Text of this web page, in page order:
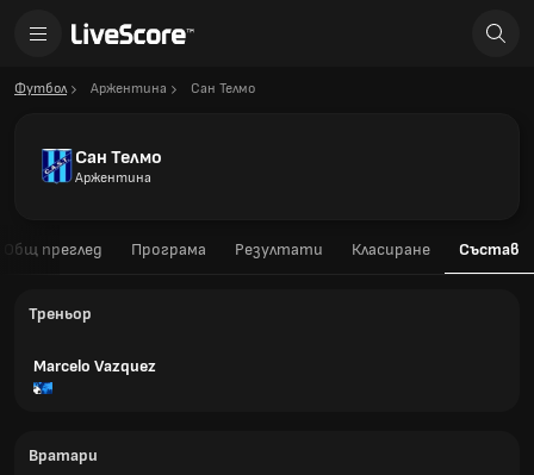
Футбол Аржентина Сан Телмо
Сан Телмо
Аржентина
Общ преглед Програма Резултати Класиране Състав
Треньор
Marcelo Vazquez
Вратари